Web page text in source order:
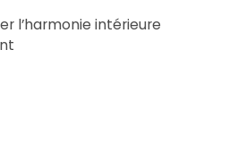
l’harmonie intérieure